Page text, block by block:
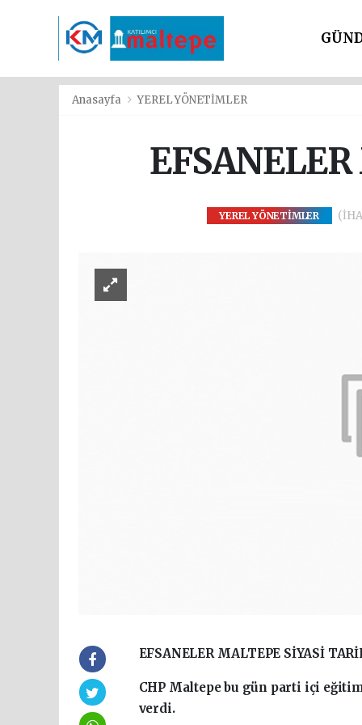
Anasayfa YEREL YÖNETİMLER
YEREL YÖNETİMLER
EFSANELER MALTEPE SİYASİ
CHP Maltepe bu gün parti içi
verdi.